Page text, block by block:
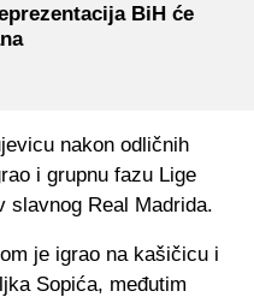
BiH će
nakon odličnih
i grupnu fazu Lige
slavnog Real Madrida.
je igrao na kašičicu i
Sopića, međutim